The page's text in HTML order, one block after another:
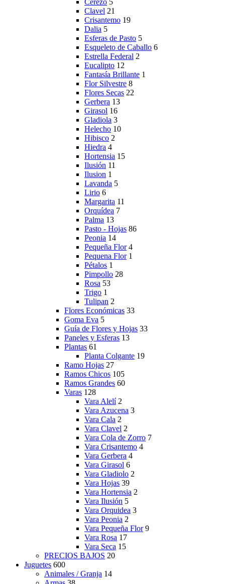
Cerezo 5
Clavel 21
Crisantemo 19
Dalia 5
Esferas de Pasto 5
Esqueleto de Caballo 6
Estrella Federal 2
Eucalipto 12
Fantasía Brillante 1
Flor Silvestre 8
Flores Secas 22
Gerbera 13
Girasol 16
Gladiola 3
Helecho 10
Hibisco 2
Hiedra 4
Hortensia 15
Ilusión 11
Ilusion 1
Lavanda 5
Lirio 6
Margarita 11
Orquídea 7
Palma 13
Pasto - Hojas 86
Peonia 14
Pequeña Flor 4
Pequena Flor 1
Pétalos 1
Pimpollo 28
Rosa 53
Trigo 1
Tulipan 2
Flores Económicas 33
Goma Eva 5
Guía de Flores y Hojas 33
Paneles y Esferas 13
Plantas 61
Planta Colgante 19
Ramo Hojas 27
Ramos Chicos 105
Ramos Grandes 60
Varas 128
Vara Alelí 2
Vara Azucena 3
Vara Cala 2
Vara Clavel 2
Vara Cola de Zorro 7
Vara Crisantemo 4
Vara Gerbera 4
Vara Girasol 6
Vara Gladiolo 2
Vara Hojas 39
Vara Hortensia 2
Vara Ilusión 5
Vara Orquidea 3
Vara Peonia 2
Vara Pequeña Flor 9
Vara Rosa 17
Vara Seca 15
PRECIOS BAJOS 20
Juguetes 600
Animales / Granja 14